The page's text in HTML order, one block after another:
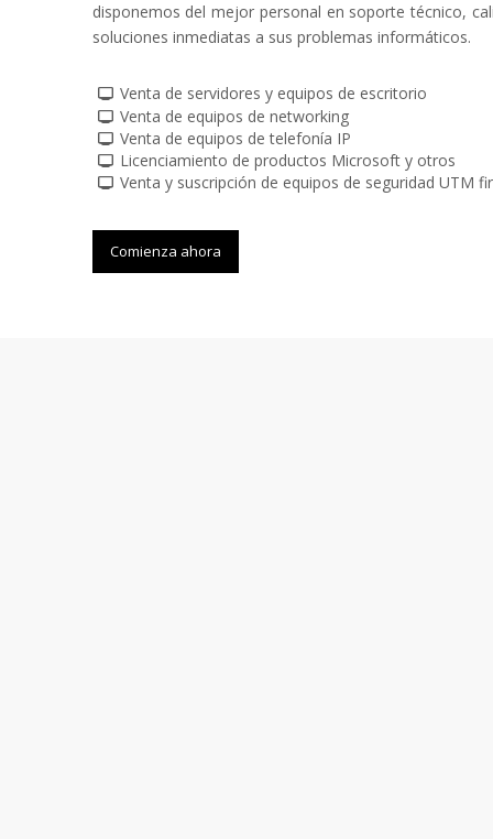
disponemos del mejor personal en soporte técnico,
soluciones inmediatas a sus problemas informáticos.
Venta de servidores y equipos de escritorio
Venta de equipos de networking
Venta de equipos de telefonía IP
Licenciamiento de productos Microsoft y otros
Venta y suscripción de equipos de seguridad UTM
Comienza ahora